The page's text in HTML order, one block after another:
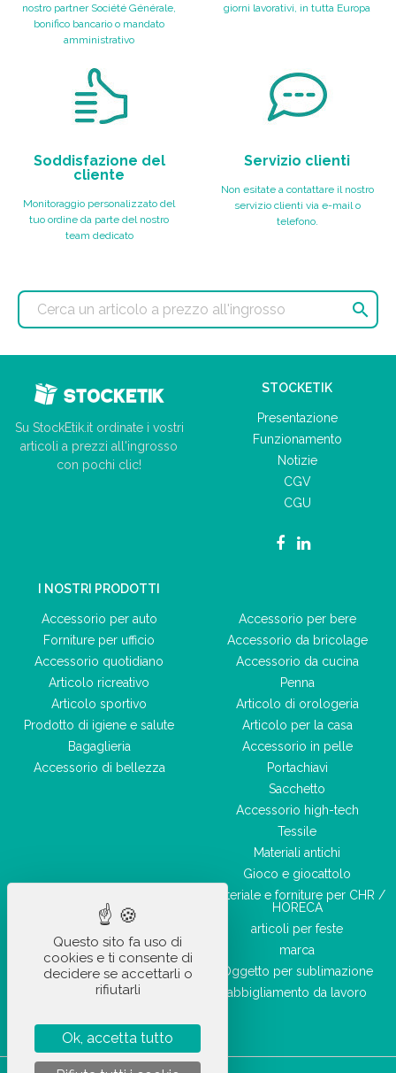
nostro partner Société Générale,
bonifico bancario o mandato
amministrativo
giorni lavorativi, in tutta Europa
Soddisfazione del
cliente
Monitoraggio personalizzato del
tuo ordine da parte del nostro
team dedicato
Servizio clienti
Non esitate a contattare il nostro
servizio clienti via e-mail o
telefono.

Su StockEtik.it ordinate i vostri
articoli a prezzi all'ingrosso
con pochi clic!
STOCKETIK
Presentazione
Funzionamento
Notizie
CGV
CGU
I NOSTRI PRODOTTI
Accessorio per auto
Forniture per ufficio
Accessorio quotidiano
Articolo ricreativo
Articolo sportivo
Prodotto di igiene e salute
Bagaglieria
Accessorio di bellezza
Accessorio per bere
Accessorio da bricolage
Accessorio da cucina
Penna
Articolo di orologeria
Articolo per la casa
Accessorio in pelle
Portachiavi
Sacchetto
Accessorio high-tech
Tessile
Materiali antichi
Gioco e giocattolo
Materiale e forniture per CHR /
HORECA
articoli per feste
marca
Oggetto per sublimazione
abbigliamento da lavoro
Questo sito fa uso di
cookies e ti consente di
decidere se accettarli o
rifiutarli
Ok, accetta tutto